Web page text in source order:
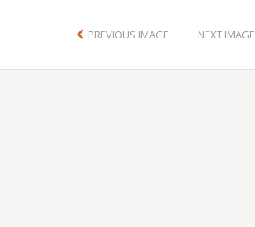
PREVIOUS IMAGE NEXT IMAGE